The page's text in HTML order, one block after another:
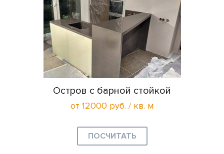
Остров с барной стойкой
от 12000 руб. / кв. м
ПОСЧИТАТЬ